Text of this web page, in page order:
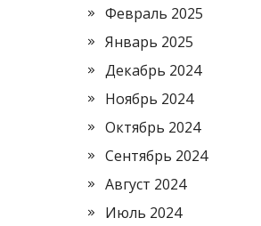
Февраль 2025
Январь 2025
Декабрь 2024
Ноябрь 2024
Октябрь 2024
Сентябрь 2024
Август 2024
Июль 2024